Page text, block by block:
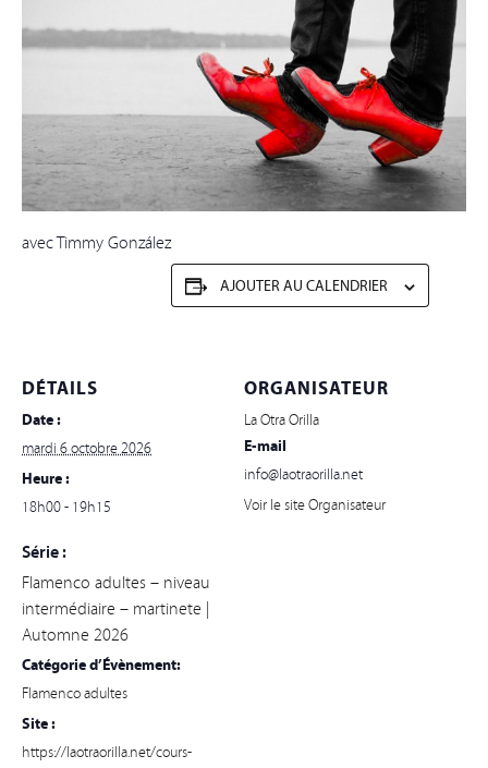
avec Timmy González
AJOUTER AU CALENDRIER
DÉTAILS
Date :
mardi 6 octobre 2026
Heure :
18h00 - 19h15
Série :
Flamenco adultes – niveau
intermédiaire – martinete |
Automne 2026
Catégorie d’Évènement:
Flamenco adultes
Site :
https://laotraorilla.net/cours-
ORGANISATEUR
La Otra Orilla
E-mail
info@laotraorilla.net
Voir le site Organisateur